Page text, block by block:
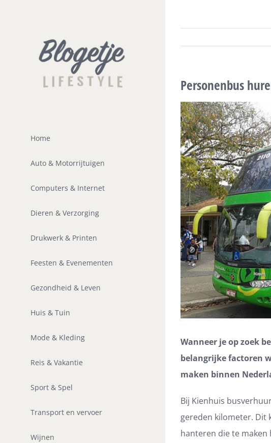
Home
Auto & Motorrijtuigen
Computers & Internet
Dieren & Verzorging
Drukwerk & Printen
Feesten & Evenementen
Gezondheid & Leven
Huis & Tuin
Mode & Kleding
Reis & Vakantie
Sport & Spel
Transport en vervoer
Wijnen
Personenbus
Wanneer je op zoek
belangrijke factoren
maken binnen
Bij Kienhuis
gereden kilometer. Dit
hanteren die te maken